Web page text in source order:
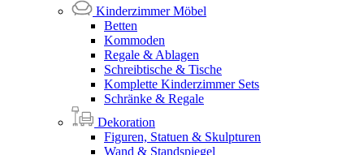
Kinderzimmer Möbel
Betten
Kommoden
Regale & Ablagen
Schreibtische & Tische
Komplette Kinderzimmer Sets
Schränke & Regale
Dekoration
Figuren, Statuen & Skulpturen
Wand & Standspiegel